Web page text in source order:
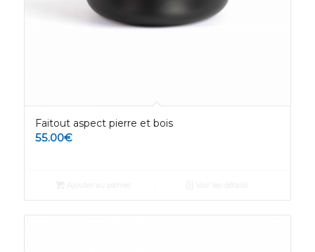
Faitout aspect pierre et bois
55.00€